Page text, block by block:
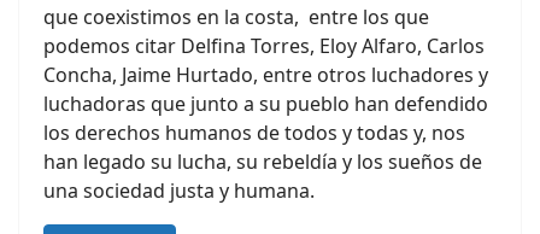
que coexistimos en la costa, entre los que
podemos citar Delfina Torres, Eloy Alfaro, Carlos
Concha, Jaime Hurtado, entre otros luchadores y
luchadoras que junto a su pueblo han defendido
los derechos humanos de todos y todas y, nos
han legado su lucha, su rebeldía y los sueños de
una sociedad justa y humana.